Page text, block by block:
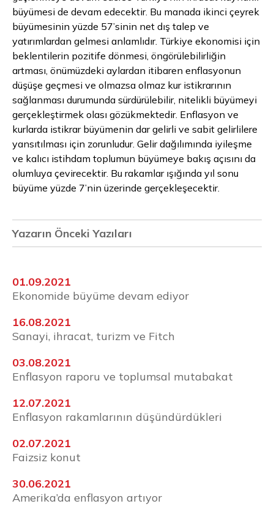
büyümesi de devam edecektir. Bu manada ikinci çeyrek
büyümesinin yüzde 57’sinin net dış talep ve
yatırımlardan gelmesi anlamlıdır. Türkiye ekonomisi için
beklentilerin pozitife dönmesi, öngörülebilirliğin
artması, önümüzdeki aylardan itibaren enflasyonun
düşüşe geçmesi ve olmazsa olmaz kur istikrarının
sağlanması durumunda sürdürülebilir, nitelikli büyümeyi
gerçekleştirmek olası gözükmektedir. Enflasyon ve
kurlarda istikrar büyümenin dar gelirli ve sabit gelirlilere
yansıtılması için zorunludur. Gelir dağılımında iyileşme
ve kalıcı istihdam toplumun büyümeye bakış açısını da
olumluya çevirecektir. Bu rakamlar ışığında yıl sonu
büyüme yüzde 7’nin üzerinde gerçekleşecektir.
Yazarın Önceki Yazıları
01.09.2021
Ekonomide büyüme devam ediyor
16.08.2021
Sanayi, ihracat, turizm ve Fitch
03.08.2021
Enflasyon raporu ve toplumsal mutabakat
12.07.2021
Enflasyon rakamlarının düşündürdükleri
02.07.2021
Faizsiz konut
30.06.2021
Amerika’da enflasyon artıyor